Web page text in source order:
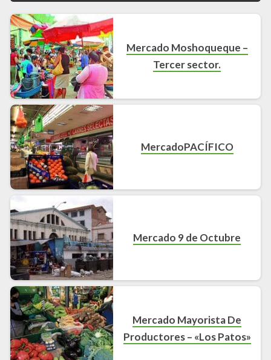
Mercado Moshoqueque –
Tercer sector.
MercadoPACÍFICO
Mercado 9 de Octubre
Mercado Mayorista De
Productores – «Los Patos»